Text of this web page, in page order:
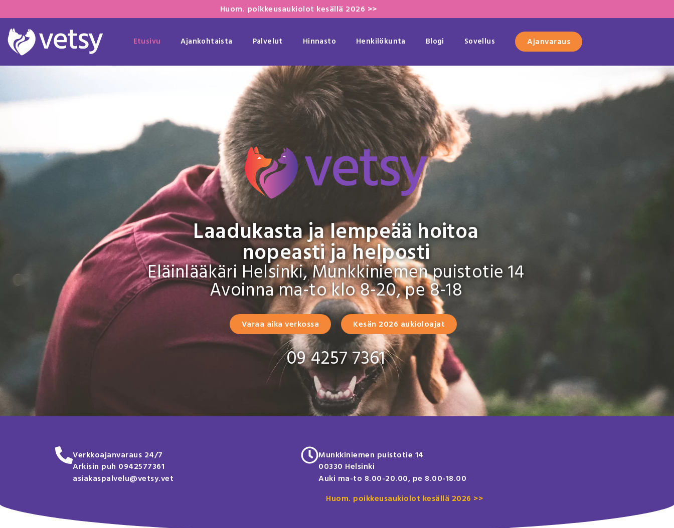
Huom. poikkeusaukiolot kesällä 2026 >>
Etusivu Ajankohtaista Palvelut Hinnasto Henkilökunta Blogi Sovellus Ajanvaraus
Laadukasta ja lempeää hoitoa
nopeasti ja helposti
Eläinlääkäri Helsinki, Munkkiniemen puistotie 14
Avoinna ma-to klo 8-20, pe 8-18
Varaa aika verkossa Kesän 2026 aukioloajat
09 4257 7361
Verkkoajanvaraus 24/7
Arkisin puh 0942577361
asiakaspalvelu@vetsy.vet
Munkkiniemen puistotie 14
00330 Helsinki
Auki ma-to 8.00-20.00, pe 8.00-18.00
Huom. poikkeusaukiolot kesällä 2026 >>